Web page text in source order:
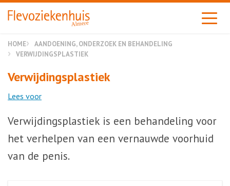
Almere
HOME
AANDOENING, ONDERZOEK EN BEHANDELING
VERWIJDINGSPLASTIEK
Verwijdingsplastiek
Lees voor
Verwijdingsplastiek is een behandeling voor
het verhelpen van een vernauwde voorhuid
van de penis.